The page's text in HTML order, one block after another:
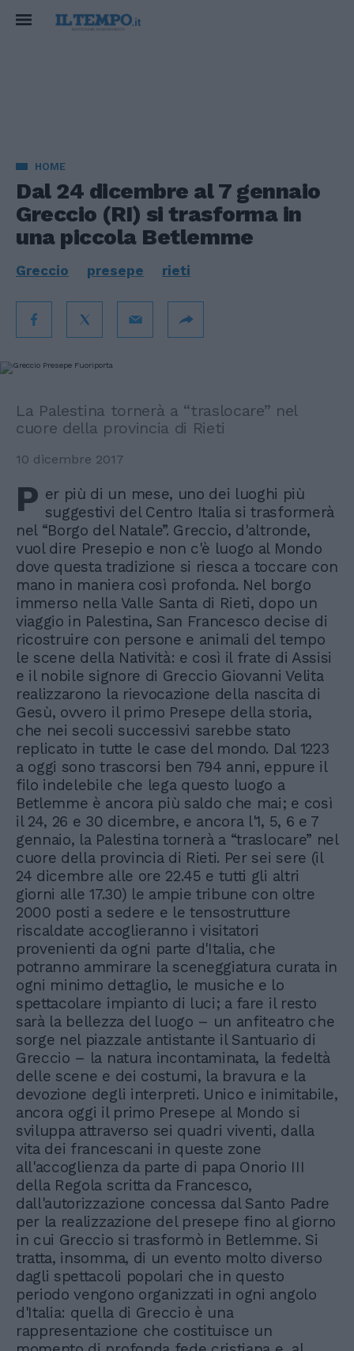
HOME
Dal 24 dicembre al 7 gennaio
Greccio (RI) si trasforma in
una piccola Betlemme
Greccio presepe rieti
La Palestina tornerà a “traslocare” nel
cuore della provincia di Rieti
10 dicembre 2017
P er più di un mese, uno dei luoghi più
suggestivi del Centro Italia si trasformerà
nel “Borgo del Natale”. Greccio, d'altronde,
vuol dire Presepio e non c'è luogo al Mondo
dove questa tradizione si riesca a toccare con
mano in maniera così profonda. Nel borgo
immerso nella Valle Santa di Rieti, dopo un
viaggio in Palestina, San Francesco decise di
ricostruire con persone e animali del tempo
le scene della Natività: e così il frate di Assisi
e il nobile signore di Greccio Giovanni Velita
realizzarono la rievocazione della nascita di
Gesù, ovvero il primo Presepe della storia,
che nei secoli successivi sarebbe stato
replicato in tutte le case del mondo. Dal 1223
a oggi sono trascorsi ben 794 anni, eppure il
filo indelebile che lega questo luogo a
Betlemme è ancora più saldo che mai; e così
il 24, 26 e 30 dicembre, e ancora l'1, 5, 6 e 7
gennaio, la Palestina tornerà a “traslocare” nel
cuore della provincia di Rieti. Per sei sere (il
24 dicembre alle ore 22.45 e tutti gli altri
giorni alle 17.30) le ampie tribune con oltre
2000 posti a sedere e le tensostrutture
riscaldate accoglieranno i visitatori
provenienti da ogni parte d'Italia, che
potranno ammirare la sceneggiatura curata in
ogni minimo dettaglio, le musiche e lo
spettacolare impianto di luci; a fare il resto
sarà la bellezza del luogo – un anfiteatro che
sorge nel piazzale antistante il Santuario di
Greccio – la natura incontaminata, la fedeltà
delle scene e dei costumi, la bravura e la
devozione degli interpreti. Unico e inimitabile,
ancora oggi il primo Presepe al Mondo si
sviluppa attraverso sei quadri viventi, dalla
vita dei francescani in queste zone
all'accoglienza da parte di papa Onorio III
della Regola scritta da Francesco,
dall'autorizzazione concessa dal Santo Padre
per la realizzazione del presepe fino al giorno
in cui Greccio si trasformò in Betlemme. Si
tratta, insomma, di un evento molto diverso
dagli spettacoli popolari che in questo
periodo vengono organizzati in ogni angolo
d'Italia: quella di Greccio è una
rappresentazione che costituisce un